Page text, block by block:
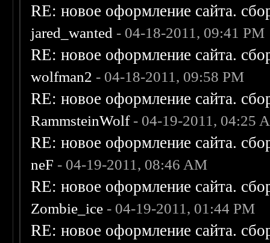
RE: новое оформление сайта.
jared_wanted - 04-18-2011, 09:41 PM
RE: новое оформление сайта.
wolfman2 - 04-18-2011, 09:58 PM
RE: новое оформление сайта.
RammsteinWolf- 04-19-2011, 04:25
RE: новое оформление сайта.
neF - 04-19-2011, 08:46 AM
RE: новое оформление сайта.
Zombie_ice - 04-19-2011, 01:44 PM
RE: новое оформление сайта.